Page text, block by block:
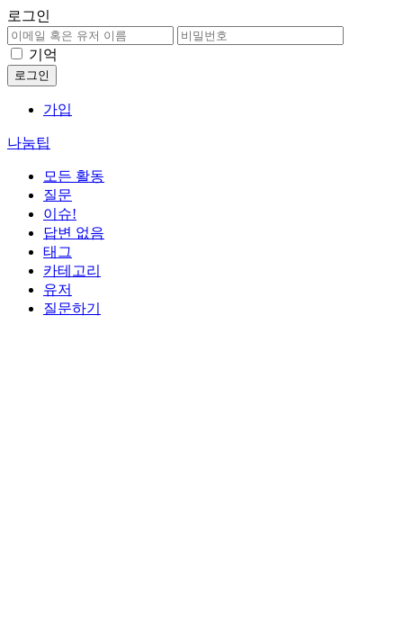
로그인
기억
가입
나눔팁
모든 활동
질문
이슈!
답변 없음
태그
카테고리
유저
질문하기